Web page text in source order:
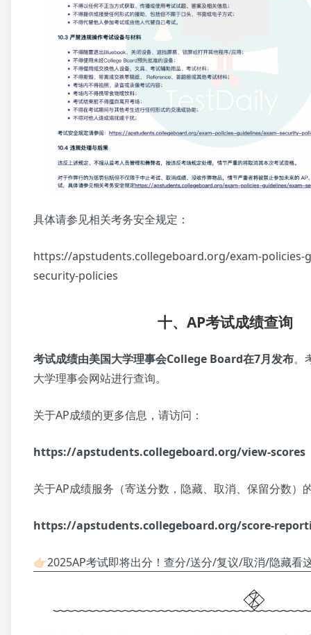
具体请参见相关考务安全规定：
https://apstudents.collegeboard.org/exam-policies-
security-policies
十、AP考试成绩查询
考试成绩由美国大学理事会College Board在7月发布。
大学理事会网站进行查询。
关于AP成绩的更多信息，请访问：
https://apstudents.collegeboard.org/view-scores
关于AP成绩服务（寄送分数，隐藏、取消、保留分数）
https://apstudents.collegeboard.org/score-
👉🏻2025AP考试即将出分！查分/送分/复议/取消/隐藏看